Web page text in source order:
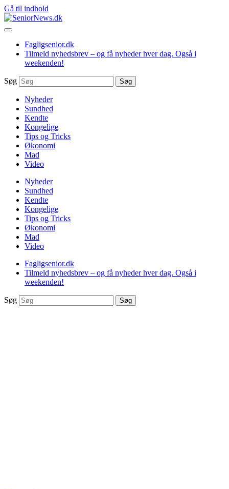
Gå til indhold
Fagligsenior.dk
Tilmeld nyhedsbrev – og få nyheder hver dag. Også i
weekenden!
Søg Søg
Nyheder
Sundhed
Kendte
Kongelige
Tips og Tricks
Økonomi
Mad
Video
Nyheder
Sundhed
Kendte
Kongelige
Tips og Tricks
Økonomi
Mad
Video
Fagligsenior.dk
Tilmeld nyhedsbrev – og få nyheder hver dag. Også i
weekenden!
Søg Søg